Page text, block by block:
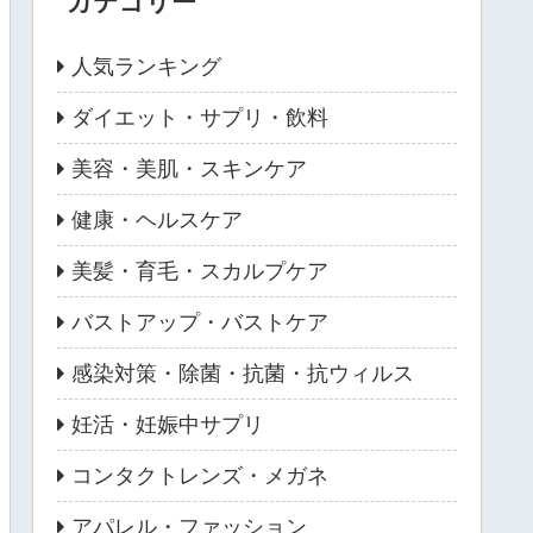
人気ランキング
ダイエット・サプリ・飲料
美容・美肌・スキンケア
健康・ヘルスケア
美髪・育毛・スカルプケア
バストアップ・バストケア
感染対策・除菌・抗菌・抗ウィルス
妊活・妊娠中サプリ
コンタクトレンズ・メガネ
アパレル・ファッション